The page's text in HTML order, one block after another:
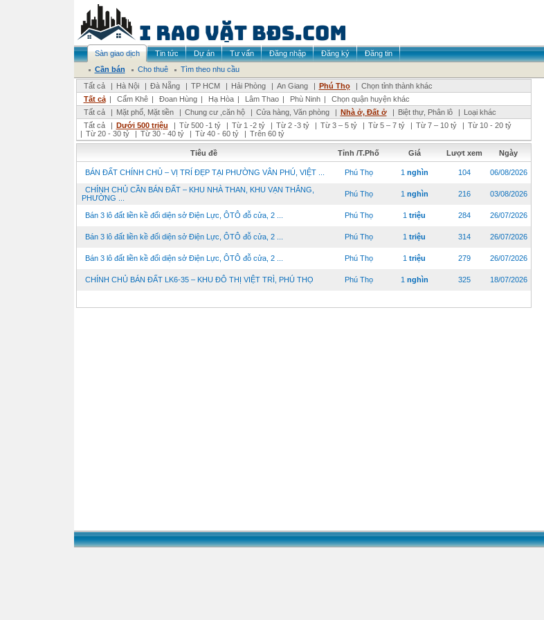
Sàn giao dịch Tin tức Dự án Tư vấn Đăng nhập Đăng ký
Đăng tin
Cần bán
Cho thuê
Tìm theo nhu cầu
Tất cả
| Hà Nội | Đà Nẵng | TP HCM | Hải Phòng | An Giang | Phú Thọ | Chọn tỉnh thành khác
Tất cả | Cẩm Khê | Đoan Hùng | Hạ Hòa | Lâm Thao | Phù Ninh |
Chọn quận huyện khác
Tất cả
| Mặt phố, Mặt tiền | Chung cư ,căn hộ | Cửa hàng, Văn phòng | Nhà ở, Đất ở | Biệt thự, Phân lô | Loại khác
Tất cả
| Dưới 500 triệu | Từ 500 -1 tỷ | Từ 1 -2 tỷ | Từ 2 -3 tỷ | Từ 3 – 5 tỷ | Từ 5 – 7 tỷ | Từ 7 – 10 tỷ | Từ 10 - 20 tỷ
| Từ 20 - 30 tỷ | Từ 30 - 40 tỷ | Từ 40 - 60 tỷ | Trên 60 tỷ
Tiêu đề Tỉnh /T.Phố Giá Lượt xem Ngày
BÁN ĐẤT CHÍNH CHỦ – VỊ TRÍ ĐẸP TẠI PHƯỜNG VÂN PHÚ, VIỆT ... Phú Thọ 1 nghìn 104 06/08/2026
CHÍNH CHỦ CẦN BÁN ĐẤT – KHU NHÀ THAN, KHU VẠN THẮNG,
PHƯỜNG ...
Phú Thọ 1 nghìn 216 03/08/2026
Bán 3 lô đất liền kề đối diện sở Điện Lực, ÔTÔ đỗ cửa, 2 ... Phú Thọ 1 triệu 284 26/07/2026
Bán 3 lô đất liền kề đối diện sở Điện Lực, ÔTÔ đỗ cửa, 2 ... Phú Thọ 1 triệu 314 26/07/2026
Bán 3 lô đất liền kề đối diện sở Điện Lực, ÔTÔ đỗ cửa, 2 ... Phú Thọ 1 triệu 279 26/07/2026
CHÍNH CHỦ BÁN ĐẤT LK6-35 – KHU ĐÔ THỊ VIỆT TRÌ, PHÚ THỌ Phú Thọ 1 nghìn 325 18/07/2026